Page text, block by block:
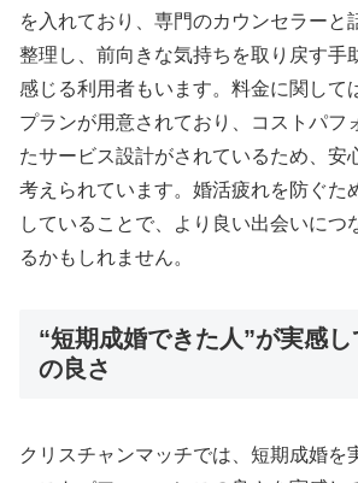
を入れており、専門のカウンセラーと
整理し、前向きな気持ちを取り戻す手
感じる利用者もいます。料金に関して
プランが用意されており、コストパフ
たサービス設計がされているため、安
考えられています。婚活疲れを防ぐた
していることで、より良い出会いにつ
るかもしれません。
“短期成婚できた人”が実感
の良さ
クリスチャンマッチでは、短期成婚を